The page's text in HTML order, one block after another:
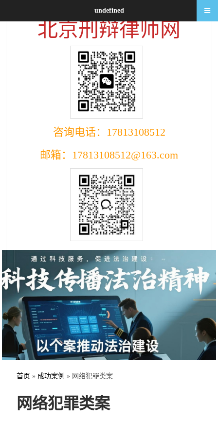
北京刑辩律师网
咨询电话：17813108512
邮箱：17813108512@163.com
首页 » 成功案例 » 网络犯罪类案
网络犯罪类案
undefined